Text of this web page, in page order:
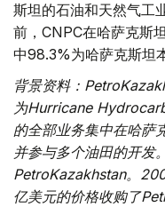
斯坦的石油和天然气工
前，CNPC在哈萨克斯
中98.3%为哈萨克斯坦
背景资料：
为Hurricane
的全部业务集中在哈萨
并参与多个油田的开发
PetroKazakhstan。
亿美元的价格收购了